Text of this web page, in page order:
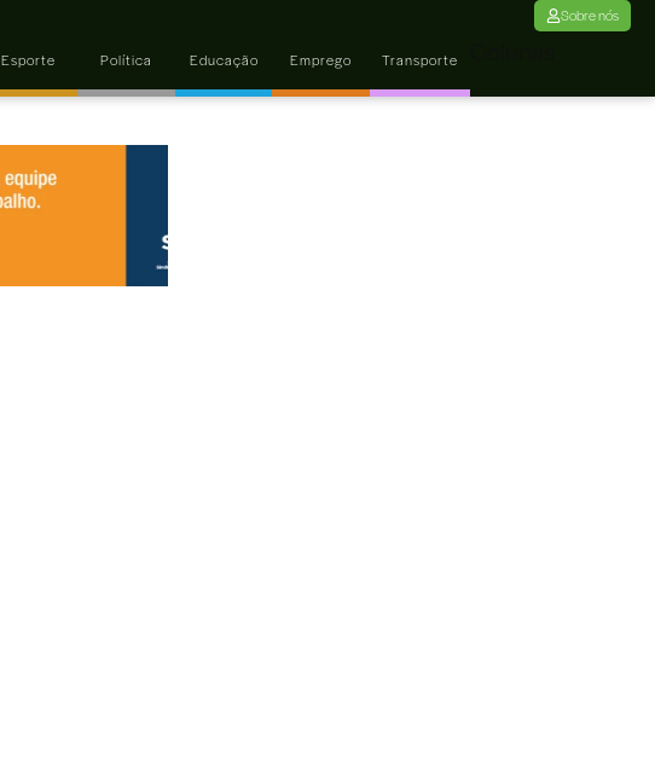
Esporte Política Educação Emprego Transporte
Sobre nós